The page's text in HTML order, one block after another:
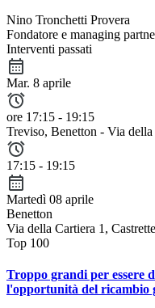
Nino Tronchetti Provera
Fondatore e managing
Interventi passati
Mar. 8 aprile
ore 17:15 - 19:15
Treviso, Benetton - Via
17:15 - 19:15
Martedì 08 aprile
Benetton
Via della Cartiera 1,
Top 100
Troppo grandi per essere
l'opportunità del ricambio